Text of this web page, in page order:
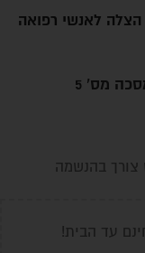
הצלה לאנשי רפואה
צורך בהנשמה
עד הבית!